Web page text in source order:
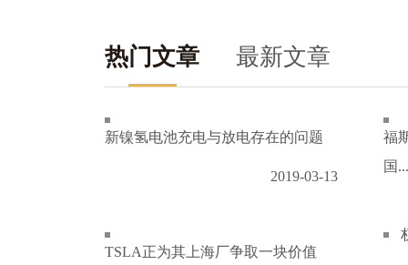
热门文章 最新文章
新镍氢电池充电与放电存在的问题
2019-03-13
福
国
TSLA正为其上海厂争取一块价值